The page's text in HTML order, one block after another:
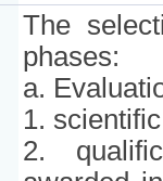
The
phases:
a.
1.
2.